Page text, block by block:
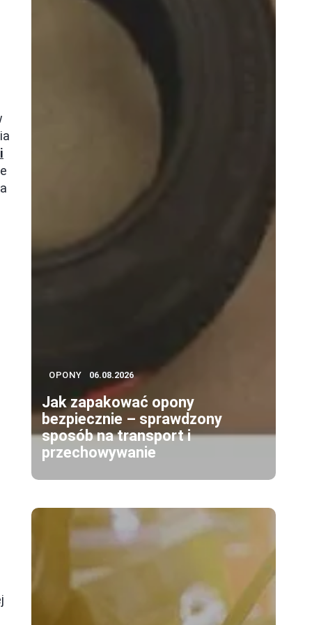
OPONY 06.08.2026
Jak zapakować opony
bezpiecznie – sprawdzony
sposób na transport i
przechowywanie